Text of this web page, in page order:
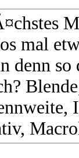
mal
denn